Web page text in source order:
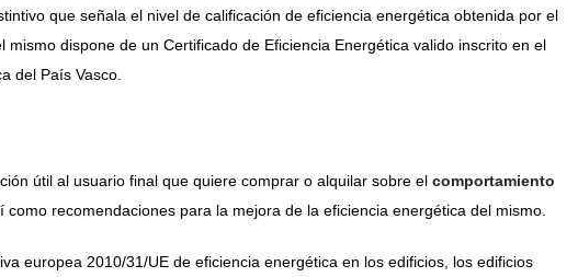
que señala el nivel de calificación de eficiencia energética obtenida por el
dispone de un Certificado de Eficiencia Energética valido inscrito en el
del País Vasco.
útil al usuario final que quiere comprar o alquilar sobre el comportamiento
como recomendaciones para la mejora de la eficiencia energética del mismo.
europea 2010/31/UE de eficiencia energética en los edificios, los edificios